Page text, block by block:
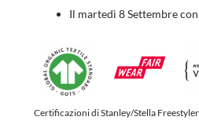
Il martedì 8 Settembre
Certificazioni di Stanley/Stella